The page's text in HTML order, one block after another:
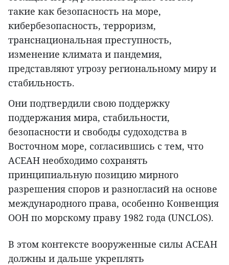
такие как безопасность на море,
кибербезопасность, терроризм,
транснациональная преступность,
изменение климата и пандемия,
представляют угрозу региональному миру и
стабильность.
Они подтвердили свою поддержку
поддержания мира, стабильности,
безопасности и свободы судоходства в
Восточном море, согласившись с тем, что
АСЕАН необходимо сохранять
принципиальную позицию мирного
разрешения споров и разногласий на основе
международного права, особенно Конвенция
ООН по морскому праву 1982 года (UNCLOS).
В этом контексте вооруженные силы АСЕАН
должны и дальше укреплять